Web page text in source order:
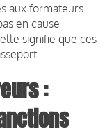
aux formateurs
en cause
signifie que ces
: